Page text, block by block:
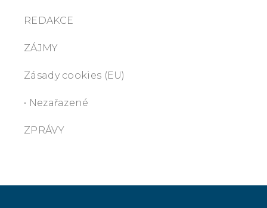
REDAKCE
ZÁJMY
Zásady cookies (EU)
• Nezařazené
ZPRÁVY